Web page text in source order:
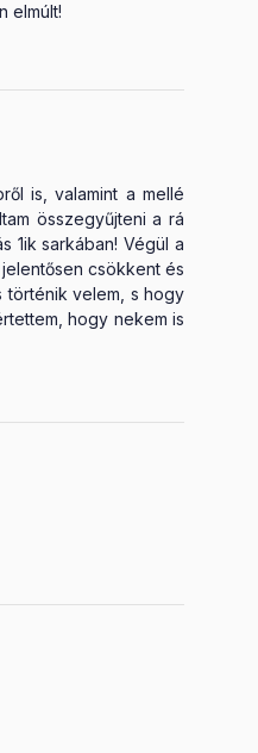
elmúlt!
is, valamint a mellé
összegyűjteni a rá
1ik sarkában! Végül a
csökkent és
történik velem, s hogy
hogy nekem is